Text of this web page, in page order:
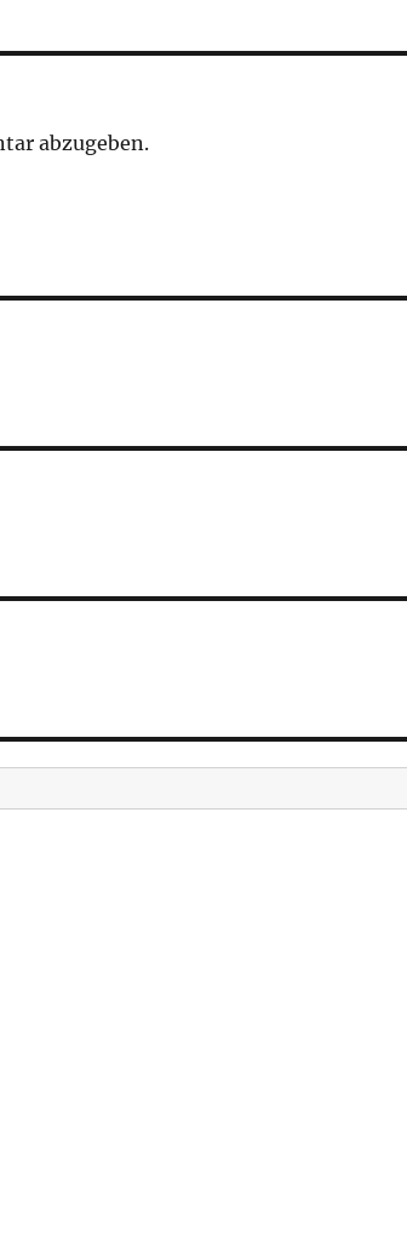
abzugeben.